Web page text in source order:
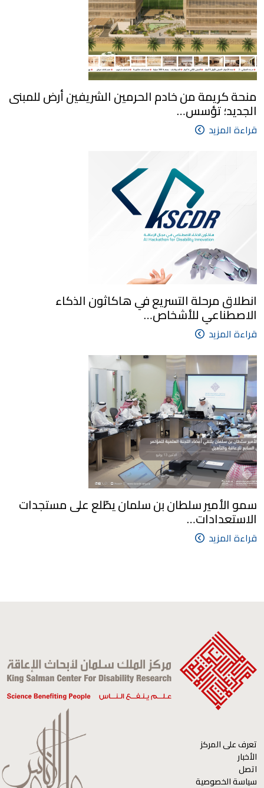
منحة كريمة من خادم الحرمين الشريفين أرض للمبنى
الجديد؛ تؤسس…
قراءة المزيد
انطلاق مرحلة التسريع في هاكاثون الذكاء
الاصطناعي للأشخاص…
قراءة المزيد
سمو الأمير سلطان بن سلمان يطّلع على مستجدات
الاستعدادات…
قراءة المزيد
تعرف على المركز
الأخبار
اتصل
سياسة الخصوصية